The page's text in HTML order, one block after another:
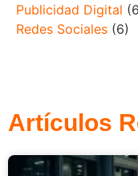
Publicidad Digital
Redes Sociales (6)
Artículos